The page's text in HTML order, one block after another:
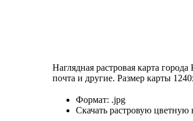
Наглядная растровая карта
почта и другие. Размер карты
Формат: .jpg
Скачать растровую цветную